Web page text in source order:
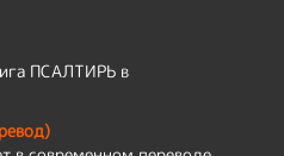
ПСАЛТИРЬ в